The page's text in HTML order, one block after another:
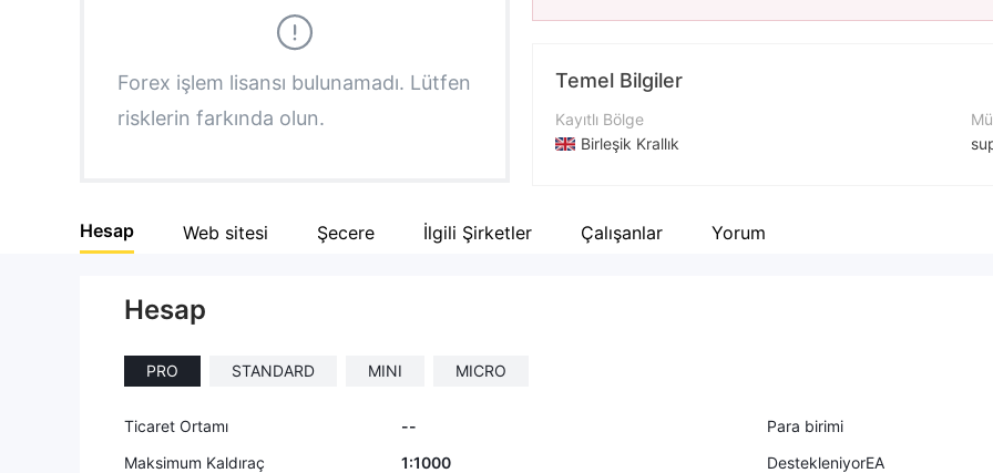
5
6
9
Forex işlem lisansı bulunamadı. Lütfen
risklerin farkında olun.
Temel Bilgiler
Kayıtlı Bölge
Birleşik Krallık
Şirket Adı
Hesap Web sitesi Şecere İlgili Şirketler Çalışanlar Yorum
Hesap
PRO STANDARD MINI MICRO
Ticaret Ortamı --
Para birimi
Maksimum Kaldıraç
1:1000
DestekleniyorEA